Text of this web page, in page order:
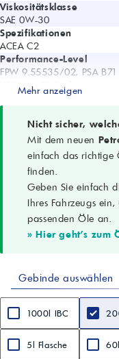
Viskositätsklasse
SAE 0W-30
Spezifikationen
ACEA C2
Performance-Level
FPW 9.55535/02, PSA
Weitere Freigaben
OV 040 1547-G30, OV
Dichte bei 15 °C
0,844 g/cm³
Kin. Viskosität (100 °C)
Viskositätsindex
Flammpunkt (COC)
217 °C
Stockpunkt
Gesamtbasenzahl
Mehr anzeigen
Nicht sicher,
Mit dem neuen
einfach das richtige
finden.
Geben Sie einfach
Ihres Fahrzeugs
passenden Öle an.
» Hier geht's zum
Gebinde auswählen
1000l IBC
5l Flasche